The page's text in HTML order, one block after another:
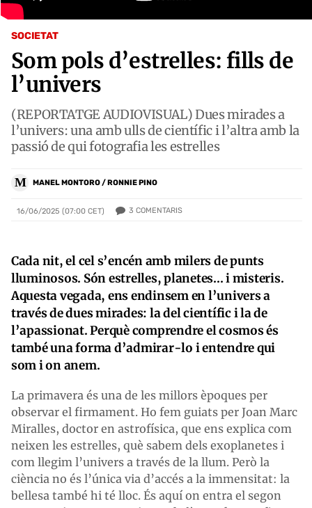
SOCIETAT
Som pols d’estrelles: fills de
l’univers
(REPORTATGE AUDIOVISUAL) Dues mirades a
l’univers: una amb ulls de científic i l’altra amb la
passió de qui fotografia les estrelles
M MANEL MONTORO / RONNIE PINO
16/06/2025 (07:00 CET) 3 COMENTARIS
Cada nit, el cel s’encén amb milers de punts
lluminosos. Són estrelles, planetes... i misteris.
Aquesta vegada, ens endinsem en l’univers a
través de dues mirades: la del científic i la de
l’apassionat. Perquè comprendre el cosmos és
també una forma d’admirar-lo i entendre qui
som i on anem.
La primavera és una de les millors èpoques per
observar el firmament. Ho fem guiats per Joan Marc
Miralles, doctor en astrofísica, que ens explica com
neixen les estrelles, què sabem dels exoplanetes i
com llegim l’univers a través de la llum. Però la
ciència no és l’única via d’accés a la immensitat: la
bellesa també hi té lloc. És aquí on entra el segon